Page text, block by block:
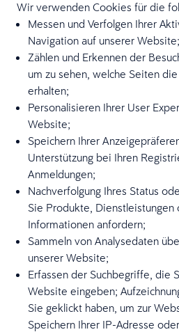
Wir verwenden Cookies für die
Messen und Verfolgen Ihrer
Navigation auf unserer Website;
Zählen und Erkennen der
um zu sehen, welche Seiten
erhalten;
Personalisieren Ihrer User
Website;
Speichern Ihrer
Unterstützung bei Ihren
Anmeldungen;
Nachverfolgung Ihres Status
Sie Produkte, Dienstleistungen
Informationen anfordern;
Sammeln von Analysedaten
unserer Website;
Erfassen der Suchbegriffe, die
Website eingeben;
Sie geklickt haben, um zur
Speichern Ihrer IP-Adresse